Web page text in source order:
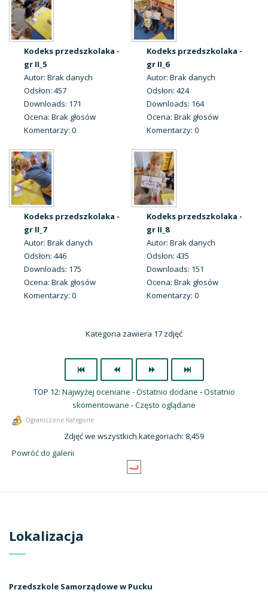
Kodeks przedszkolaka -
gr II_5
Autor: Brak danych
Odsłon: 457
Downloads: 171
Ocena: Brak głosów
Komentarzy: 0
Kodeks przedszkolaka -
gr II_6
Autor: Brak danych
Odsłon: 424
Downloads: 164
Ocena: Brak głosów
Komentarzy: 0
Kodeks przedszkolaka -
gr II_7
Autor: Brak danych
Odsłon: 446
Downloads: 175
Ocena: Brak głosów
Komentarzy: 0
Kodeks przedszkolaka -
gr II_8
Autor: Brak danych
Odsłon: 435
Downloads: 151
Ocena: Brak głosów
Komentarzy: 0
Kategoria zawiera 17 zdjęć
TOP 12: Najwyżej oceniane -Ostatnio dodane -Ostatnio
skomentowane -Często oglądane
Ograniczone Kategorie
Zdjęć we wszystkich kategoriach: 8,459
Powróć do galerii
Lokalizacja
Przedszkole Samorządowe w Pucku